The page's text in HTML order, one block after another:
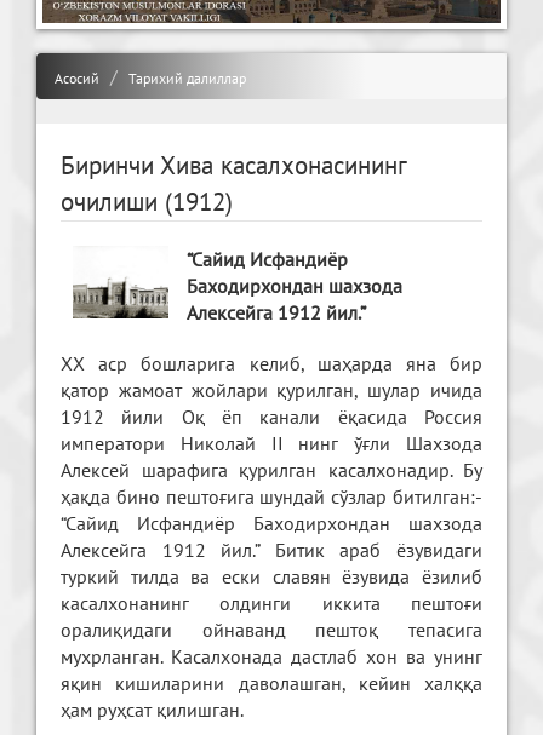
Асосий Тарихий далиллар
Биринчи Хива касалхонасининг
очилиши (1912)
“Сайид Исфандиёр
Баходирхондан шахзода
Алексейга 1912 йил.”
ХХ аср бошларига келиб, шаҳарда яна бир
қатор жамоат жойлари қурилган, шулар ичида
1912 йили Оқ ёп канали ёқасида Россия
императори Николай II нинг ўғли Шахзода
Алексей шарафига қурилган касалхонадир. Бу
ҳақда бино пештоғига шундай сўзлар битилган:-
“Сайид Исфандиёр Баходирхондан шахзода
Алексейга 1912 йил.” Битик араб ёзувидаги
туркий тилда ва ески славян ёзувида ёзилиб
касалхонанинг олдинги иккита пештоғи
оралиқидаги ойнаванд пештоқ тепасига
мухрланган. Касалхонада дастлаб хон ва унинг
яқин кишиларини даволашган, кейин халққа
ҳам руҳсат қилишган.